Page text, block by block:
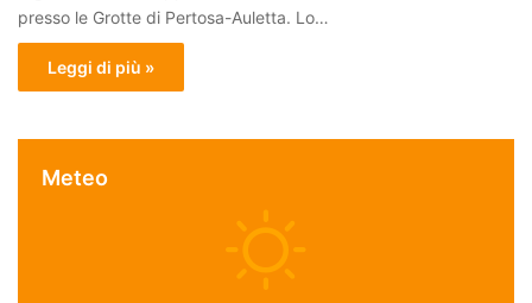
presso le Grotte di Pertosa-Auletta. Lo…
Leggi di più »
Meteo